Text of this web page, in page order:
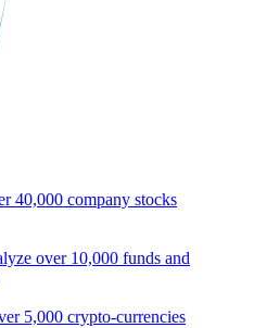
40,000 company stocks
over 10,000 funds and
5,000 crypto-currencies